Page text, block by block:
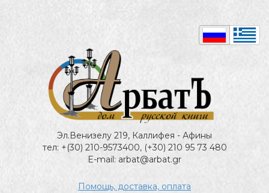
Эл.Венизелу 219, Каллифея - Афины
тел: +(30) 210-9573400, (+30) 210 95 73 480
E-mail: arbat@arbat.gr
Помощь, доставка, оплата